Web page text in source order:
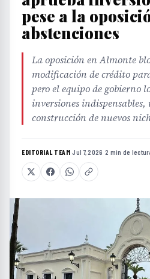
pese a la
abstenciones
La oposición en Almonte
modificación de crédito
pero el equipo de gobierno
inversiones
construcción de nuevos
EDITORIAL TEAM·Jul 7, 2026 ·2 min de